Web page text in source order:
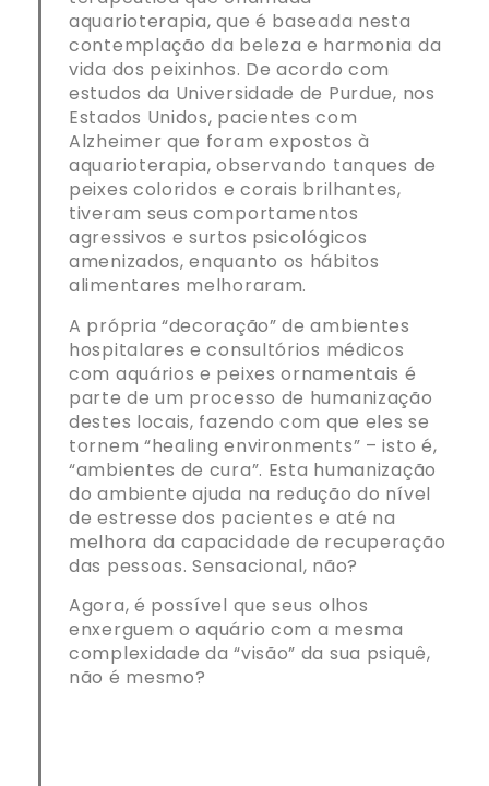
aquarioterapia, que é baseada nesta
contemplação da beleza e harmonia da
vida dos peixinhos. De acordo com
estudos da Universidade de Purdue, nos
Estados Unidos, pacientes com
Alzheimer que foram expostos à
aquarioterapia, observando tanques de
peixes coloridos e corais brilhantes,
tiveram seus comportamentos
agressivos e surtos psicológicos
amenizados, enquanto os hábitos
alimentares melhoraram.
A própria “decoração” de ambientes
hospitalares e consultórios médicos
com aquários e peixes ornamentais é
parte de um processo de humanização
destes locais, fazendo com que eles se
tornem “healing environments” – isto é,
“ambientes de cura”. Esta humanização
do ambiente ajuda na redução do nível
de estresse dos pacientes e até na
melhora da capacidade de recuperação
das pessoas. Sensacional, não?
Agora, é possível que seus olhos
enxerguem o aquário com a mesma
complexidade da “visão” da sua psiquê,
não é mesmo?